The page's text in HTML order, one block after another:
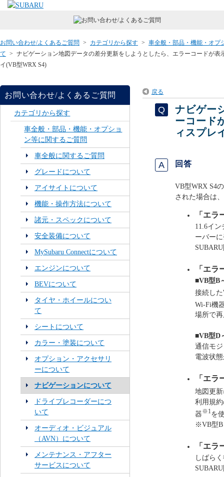
お問い合わせ/よくあるご質問 > カテゴリから探す > 車全般・部品・機能・オプ
て > ナビゲーション地図データの差分更新をしようとしたら、エラーコードが
イ(VB型WRX S4)
お問い合わせ/よくあるご質問
カテゴリから探す
車全般・部品・機能・オプショ
ン等に関するご質問
車全般に関するご質問
グレードについて
アイサイトについて
機能・操作方法について
諸元・スペックについて
安全装備について
MySubaru Connectについて
エンジンについて
BEVについて
タイヤ・ホイールについ
て
シートについて
カラー・塗装について
オプション・アクセサリ
ーについて
ナビゲーションについて
ドライブレコーダーにつ
いて
オーディオ・ビジュアル
（AVN）について
メンテナンス・アフター
サービスについて
戻る
ナビゲー
ーコード
ィスプレ
回答
VB型WRX S4
された場合は
「エ
11.6イ
ーバー
「エ
■VB型B
接続し
Wi-Fi機
場所で
■VB型D
通信モ
電波状
「エ
地図更
利用規
器※1を
※VB型B
「エ
しばら